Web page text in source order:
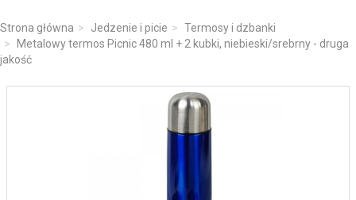
Strona główna Jedzenie i picie
Termosy i dzbanki
Metalowy termos Picnic 480 ml + 2 kubki, niebieski/srebrny - druga
jakość